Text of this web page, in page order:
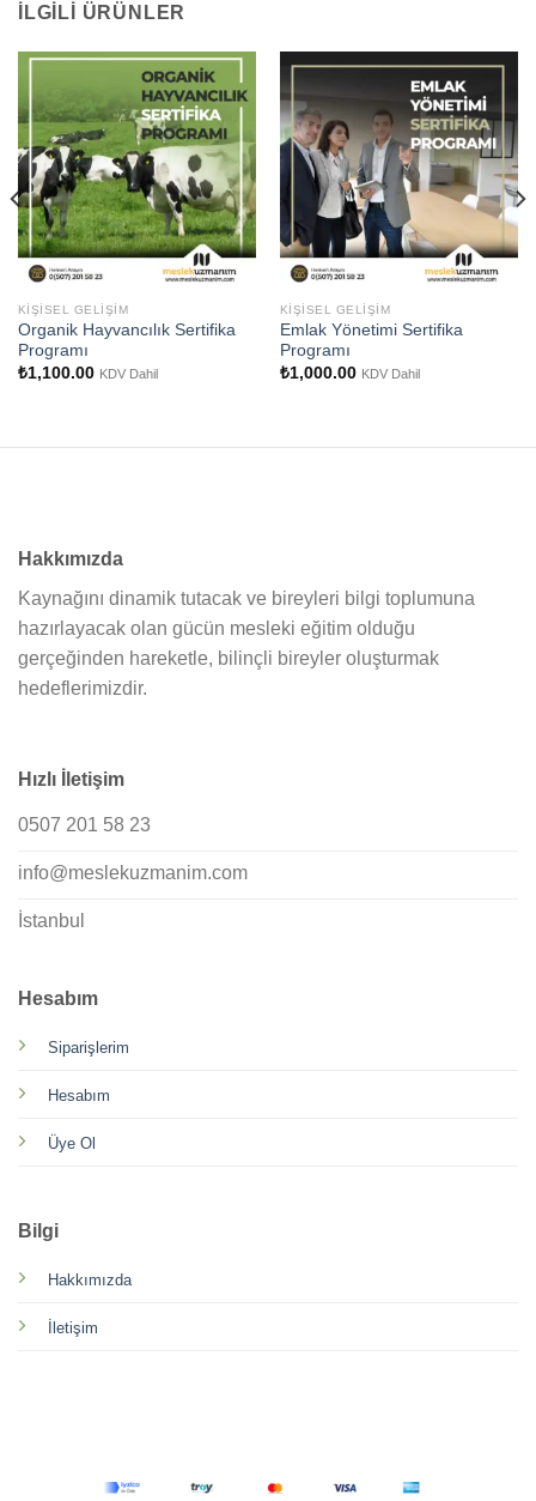
İLGILI ÜRÜNLER
KIŞISEL GELIŞIM
Organik Hayvancılık Sertifika
Programı
₺1,100.00 KDV Dahil
KIŞISEL GELIŞIM
Emlak Yönetimi Sertifika
Programı
₺1,000.00 KDV Dahil
Hakkımızda
Kaynağını dinamik tutacak ve bireyleri bilgi toplumuna
hazırlayacak olan gücün mesleki eğitim olduğu
gerçeğinden hareketle, bilinçli bireyler oluşturmak
hedeflerimizdir.
Hesabım
Siparişlerim
Hesabım
Üye Ol
Bilgi
Hakkımızda
İletişim
Hızlı İletişim
0507 201 58 23
info@meslekuzmanim.com
İstanbul